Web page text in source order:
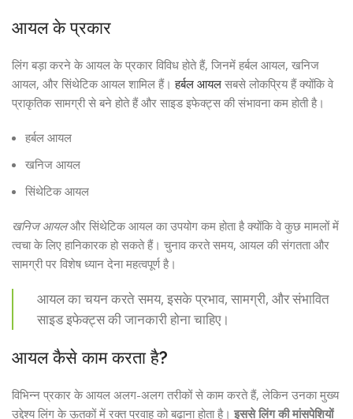
आयल के प्रकार
लिंग बड़ा करने के आयल के प्रकार विविध होते हैं, जिनमें हर्बल आयल, खनिज
आयल, और सिंथेटिक आयल शामिल हैं।हर्बल आयल सबसे लोकप्रिय हैं क्योंकि वे
प्राकृतिक सामग्री से बने होते हैं और साइड इफेक्ट्स की संभावना कम होती है।
हर्बल आयल
खनिज आयल
सिंथेटिक आयल
खनिज आयलऔर सिंथेटिक आयल का उपयोग कम होता है क्योंकि वे कुछ मामलों में
त्वचा के लिए हानिकारक हो सकते हैं। चुनाव करते समय, आयल की संगतता और
सामग्री पर विशेष ध्यान देना महत्वपूर्ण है।
आयल का चयन करते समय, इसके प्रभाव, सामग्री, और संभावित
साइड इफेक्ट्स की जानकारी होना चाहिए।
आयल कैसे काम करता है?
विभिन्न प्रकार के आयल अलग-अलग तरीकों से काम करते हैं, लेकिन उनका मुख्य
उद्देश्य लिंग के ऊतकों में रक्त प्रवाह को बढ़ाना होता है। इससे लिंग की मांसपेशियों